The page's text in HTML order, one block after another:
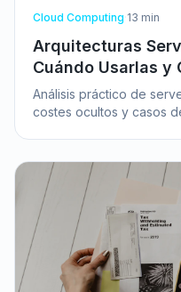
Cloud Computing 13 min
Arquitecturas
Cuándo Usarlas y
Análisis práctico de
costes ocultos y casos